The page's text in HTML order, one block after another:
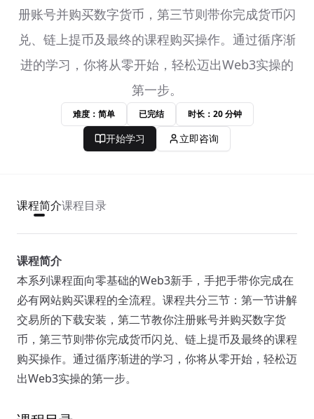
册账号并购买数字货币，第三节则带你完成货币闪
兑、链上提币及最终的课程购买操作。通过循序渐
进的学习，你将从零开始，轻松迈出Web3实操的
第一步。
难度：简单 已完结 时长：20 分钟
开始学习 立即咨询
课程简介课程目录
课程简介
本系列课程面向零基础的Web3新手，手把手带你完成在
必有网站购买课程的全流程。课程共分三节：第一节讲解
交易所的下载安装，第二节教你注册账号并购买数字货
币，第三节则带你完成货币闪兑、链上提币及最终的课程
购买操作。通过循序渐进的学习，你将从零开始，轻松迈
出Web3实操的第一步。